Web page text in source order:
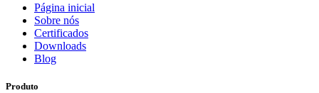
Página inicial
Sobre nós
Certificados
Downloads
Blog
Produto